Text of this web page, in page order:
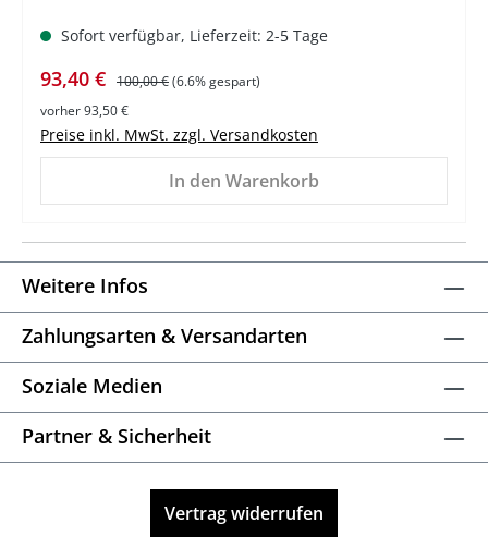
Sofort verfügbar, Lieferzeit: 2-5 Tage
Verkaufspreis:
93,40 € Regulärer Preis:
100,00 €(6.6% gespart)
vorher 93,50 €
Preise inkl. MwSt. zzgl. Versandkosten
In den Warenkorb
Weitere Infos
Zahlungsarten & Versandarten
Soziale Medien
Partner & Sicherheit
Vertrag widerrufen